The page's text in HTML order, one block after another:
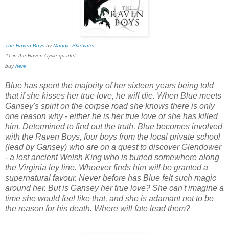
The Raven Boys byMaggie Stiefvater
#1 in the Raven Cycle quartet
buyhere
Blue has spent the majority of her sixteen years being told
that if she kisses her true love, he will die. When Blue meets
Gansey's spirit on the corpse road she knows there is only
one reason why - either he is her true love or she has killed
him. Determined to find out the truth, Blue becomes involved
with the Raven Boys, four boys from the local private school
(lead by Gansey) who are on a quest to discover Glendower
- a lost ancient Welsh King who is buried somewhere along
the Virginia ley line. Whoever finds him will be granted a
supernatural favour. Never before has Blue felt such magic
around her. But is Gansey her true love? She can't imagine a
time she would feel like that, and she is adamant not to be
the reason for his death. Where will fate lead them?